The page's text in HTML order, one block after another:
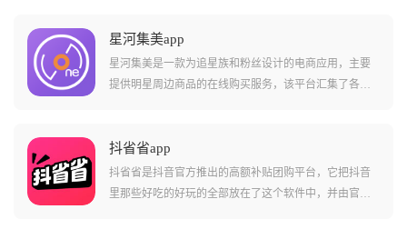
星河集美app
星河集美是一款为追星族和粉丝设计的电商应用，主要
提供明星周边商品的在线购买服务，该平台汇集了各类
作界面和方便快捷的一键式登录方式。
抖省省app
抖省省是抖音官方推出的高额补贴团购平台，它把抖音
里那些好吃的好玩的全部放在了这个软件中，并由官方